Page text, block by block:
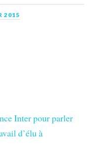
2015
Inter pour parler
d’élu à